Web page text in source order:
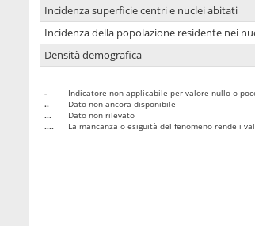
Incidenza superficie centri e nuclei abitati
Incidenza della popolazione residente nei
Densità demografica
-
Indicatore non applicabile per valore nullo o
..
Dato non ancora disponibile
...
Dato non rilevato
....
La mancanza o esiguità del fenomeno rende i